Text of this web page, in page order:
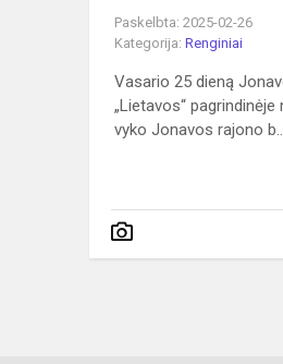
Paskelbta: 2025-02-26
Kategorija: Renginiai
Vasario 25 dieną
„Lietavos“ pagrindinėje
vyko Jonavos rajono